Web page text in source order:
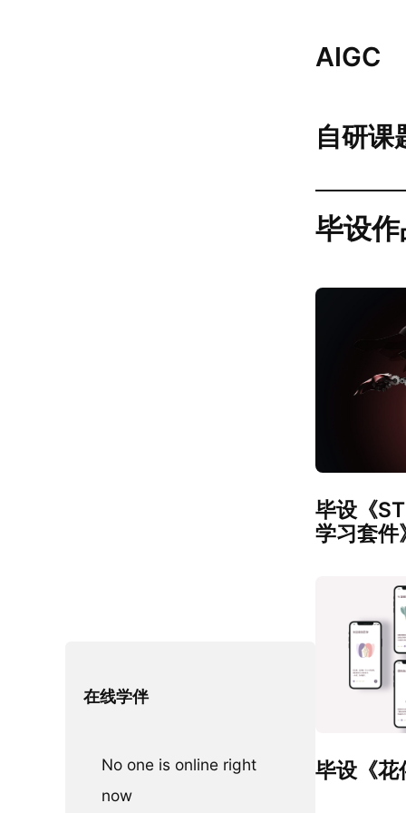
在线学伴
No one is online right
now
AIGC
自研课
毕设
毕设《
学习套件
毕设《花